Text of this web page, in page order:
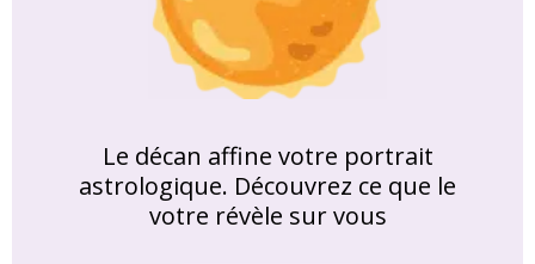
Le décan affine votre portrait
astrologique. Découvrez ce que le
votre révèle sur vous